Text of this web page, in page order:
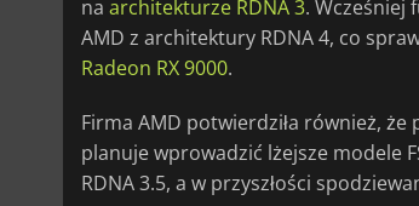
na architekturze RDNA 3. Wcześniej
AMD z architektury RDNA 4, co
Radeon RX 9000.
Firma AMD potwierdziła również,
planuje wprowadzić lżejsze modele
RDNA 3.5, a w przyszłości